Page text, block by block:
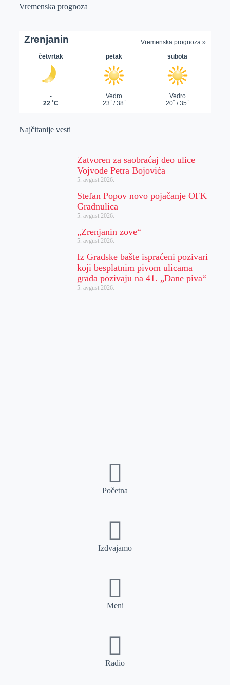
Vremenska prognoza
Najčitanije vesti
Zatvoren za saobraćaj deo ulice
Vojvode Petra Bojovića
5. avgust 2026.
Stefan Popov novo pojačanje OFK
Gradnulica
5. avgust 2026.
„Zrenjanin zove“
5. avgust 2026.
Iz Gradske bašte ispraćeni pozivari
koji besplatnim pivom ulicama
grada pozivaju na 41. „Dane piva“
5. avgust 2026.
Početna
Izdvajamo
Meni
Radio